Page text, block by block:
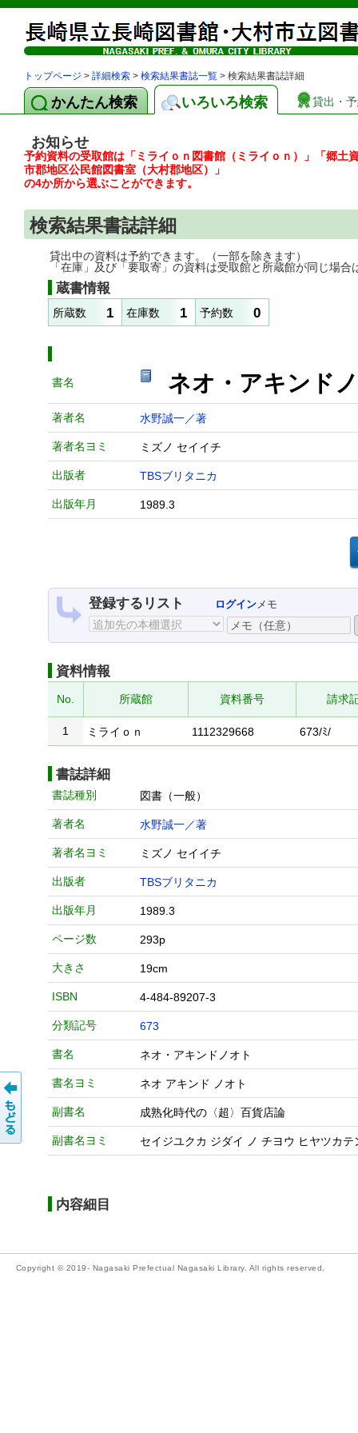
トップページ > 詳細検索 > 検索結果書誌一覧 > 検索結果書誌詳細
かんたん検索 いろいろ検索 貸出・
お知らせ
予約資料の受取館は「ミライｏｎ図書館（ミライｏｎ）」「郷
市郡地区公民館図書室（大村郡地区）」
の4か所から選ぶことができます。
検索結果書誌詳細
貸出中の資料は予約できます。（一部を除きます）
「在庫」及び「要取寄」の資料は受取館と所蔵館が同じ場合
蔵書情報
所蔵数 1 在庫数 1 予約数 0
書名 ネオ・アキンド
著者名 水野誠一／著
著者名ヨミ ミズノ セイイチ
出版者 TBSブリタニカ
出版年月 1989.3
登録するリスト ログインメモ
資料情報
No. 所蔵館 資料番号 請求
1 ミライｏｎ 1112329668 673/ﾐ/
書誌詳細
書誌種別 図書（一般）
著者名 水野誠一／著
著者名ヨミ ミズノ セイイチ
出版者 TBSブリタニカ
出版年月 1989.3
ページ数 293p
大きさ 19cm
ISBN 4-484-89207-3
分類記号 673
書名 ネオ・アキンドノオト
書名ヨミ ネオ アキンド ノオト
副書名 成熟化時代の〈超〉百貨店論
副書名ヨミ セイジユクカ ジダイ ノ チヨウ ヒヤツカテ
内容細目
Copyright © 2019- Nagasaki Prefectual Nagasaki Library. All rights reserved.